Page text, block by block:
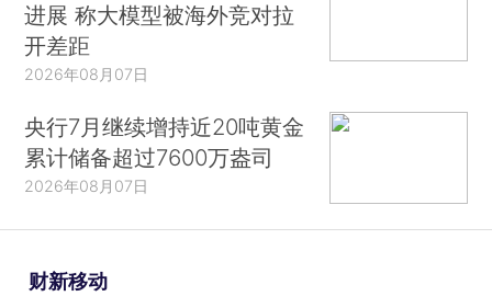
进展 称大模型被海外竞对拉
开差距
2026年08月07日
央行7月继续增持近20吨黄金
累计储备超过7600万盎司
2026年08月07日
财新移动